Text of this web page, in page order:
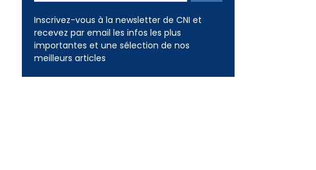
Inscrivez-vous à la newsletter de CNI et
recevez par email les infos les plus
importantes et une sélection de nos
meilleurs articles